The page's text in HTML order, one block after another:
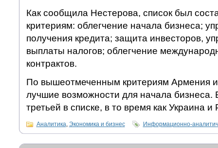
Как сообщила Нестерова, список был
критериям: облегчение начала бизнеса;
получения кредита; защита инвесторов,
выплаты налогов; облегчение
контрактов.
По вышеотмеченным критериям Армения и
лучшие возможности для начала бизнеса.
третьей в списке, в то время как Украина
Аналитика Экономика и бизнес Информационно-